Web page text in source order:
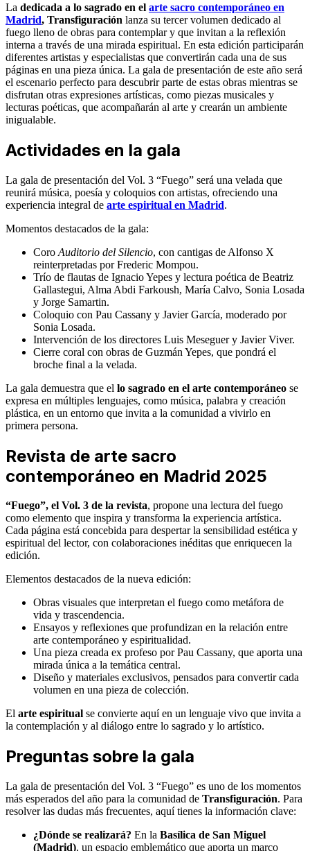
La dedicada a lo sagrado en el arte sacro contemporáneo en
Madrid, Transfiguración lanza su tercer volumen dedicado al
fuego lleno de obras para contemplar y que invitan a la reflexión
interna a través de una mirada espiritual. En esta edición participarán
diferentes artistas y especialistas que convertirán cada una de sus
páginas en una pieza única. La gala de presentación de este año será
el escenario perfecto para descubrir parte de estas obras mientras se
disfrutan otras expresiones artísticas, como piezas musicales y
lecturas poéticas, que acompañarán al arte y crearán un ambiente
inigualable.
Actividades en la gala
La gala de presentación del Vol. 3 “Fuego” será una velada que
reunirá música, poesía y coloquios con artistas, ofreciendo una
experiencia integral de arte espiritual en Madrid.
Momentos destacados de la gala:
Coro Auditorio del Silencio, con cantigas de Alfonso X
reinterpretadas por Frederic Mompou.
Trío de flautas de Ignacio Yepes y lectura poética de Beatriz
Gallastegui, Alma Abdi Farkoush, María Calvo, Sonia Losada
y Jorge Samartin.
Coloquio con Pau Cassany y Javier García, moderado por
Sonia Losada.
Intervención de los directores Luis Meseguer y Javier Viver.
Cierre coral con obras de Guzmán Yepes, que pondrá el
broche final a la velada.
La gala demuestra que el lo sagrado en el arte contemporáneo se
expresa en múltiples lenguajes, como música, palabra y creación
plástica, en un entorno que invita a la comunidad a vivirlo en
primera persona.
Revista de arte sacro
contemporáneo en Madrid 2025
“Fuego”, el Vol. 3 de la revista, propone una lectura del fuego
como elemento que inspira y transforma la experiencia artística.
Cada página está concebida para despertar la sensibilidad estética y
espiritual del lector, con colaboraciones inéditas que enriquecen la
edición.
Elementos destacados de la nueva edición:
Obras visuales que interpretan el fuego como metáfora de
vida y trascendencia.
Ensayos y reflexiones que profundizan en la relación entre
arte contemporáneo y espiritualidad.
Una pieza creada ex profeso por Pau Cassany, que aporta una
mirada única a la temática central.
Diseño y materiales exclusivos, pensados para convertir cada
volumen en una pieza de colección.
El arte espiritual se convierte aquí en un lenguaje vivo que invita a
la contemplación y al diálogo entre lo sagrado y lo artístico.
Preguntas sobre la gala
La gala de presentación del Vol. 3 “Fuego” es uno de los momentos
más esperados del año para la comunidad de Transfiguración. Para
resolver las dudas más frecuentes, aquí tienes la información clave:
¿Dónde se realizará? En la Basílica de San Miguel
(Madrid), un espacio emblemático que aporta un marco